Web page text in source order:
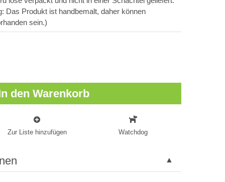
Das Produkt ist handbemalt, daher können
sein.)
den Warenkorb
Zur Liste hinzufügen Watchdog